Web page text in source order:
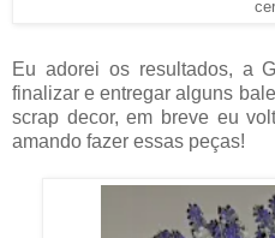
Eu adorei os resultados, a
finalizar e entregar alguns
scrap decor, em breve eu
amando fazer essas peças!